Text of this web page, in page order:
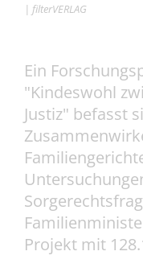
| filterVERLAG
Ein
"Kindeswohl
Justiz" befasst
Projekt mit